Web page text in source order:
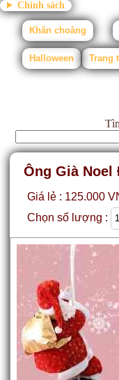
Chính sách
Khăn choàng
Halloween Trang
Ông Già Noel
Giá lẻ : 125.000
Chọn số lượng :